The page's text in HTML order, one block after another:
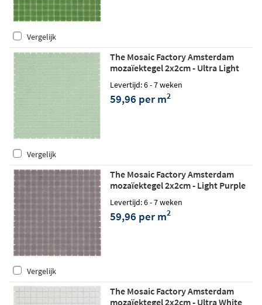
Vergelijk
The Mosaic Factory Amsterdam
mozaïektegel 2x2cm - Ultra Light
Levertijd: 6 - 7 weken
59,96 per m2
Vergelijk
The Mosaic Factory Amsterdam
mozaïektegel 2x2cm - Light Purple
Levertijd: 6 - 7 weken
59,96 per m2
Vergelijk
The Mosaic Factory Amsterdam
mozaïektegel 2x2cm - Ultra White